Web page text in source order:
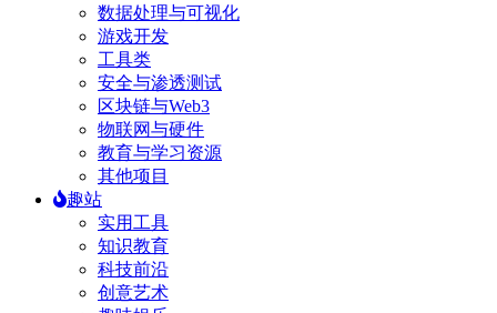
数据处理与可视化
游戏开发
工具类
安全与渗透测试
区块链与Web3
物联网与硬件
教育与学习资源
其他项目
趣站
实用工具
知识教育
科技前沿
创意艺术